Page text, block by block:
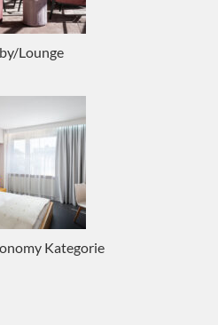
Lounge
Kategorie